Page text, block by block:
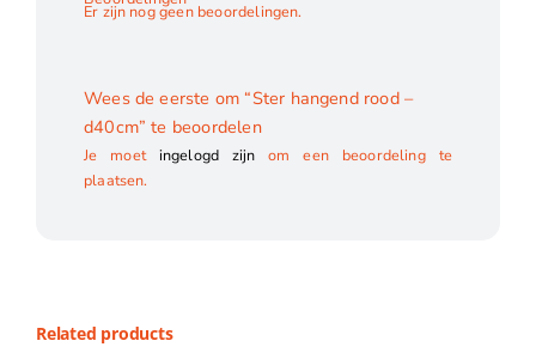
Er zijn nog geen beoordelingen.
Wees de eerste om “Ster hangend rood –
d40cm” te beoordelen
Je moet ingelogd zijn om een beoordeling te
plaatsen.
Related products